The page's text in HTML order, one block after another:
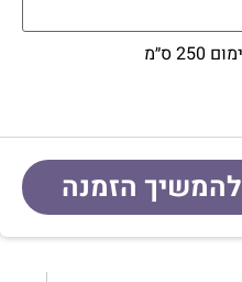
להמשיך הזמנה